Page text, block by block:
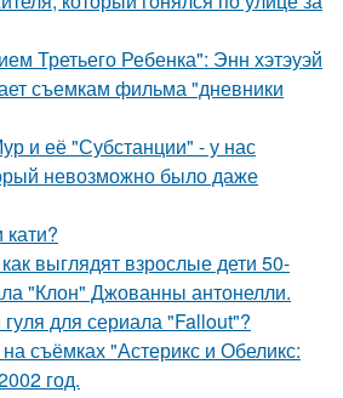
Третьего Ребенка": Энн хэтэуэй
съемкам фильма "дневники
и её "Субстанции" - у нас
невозможно было даже
выглядят взрослые дети 50-
"Клон" Джованны антонелли.
для сериала "Fallout"?
съёмках "Астерикс и Обеликс:
год.